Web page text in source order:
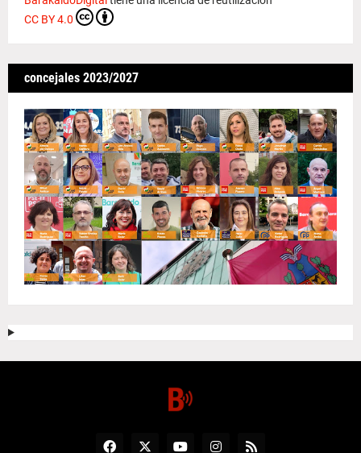
CC BY 4.0
concejales 2023/2027